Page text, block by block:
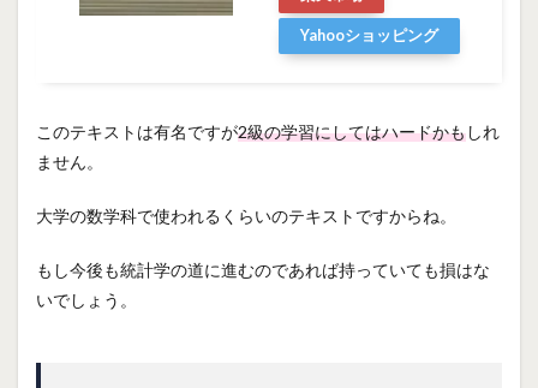
Yahooショッピング
このテキストは有名ですが2級の学習にしてはハードかもしれ
ません。
大学の数学科で使われるくらいのテキストですからね。
もし今後も統計学の道に進むのであれば持っていても損はな
いでしょう。